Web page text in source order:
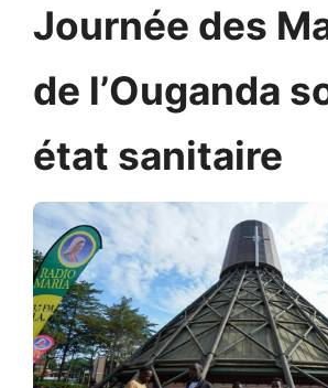
Journée des
de l’Ouganda
état sanitaire